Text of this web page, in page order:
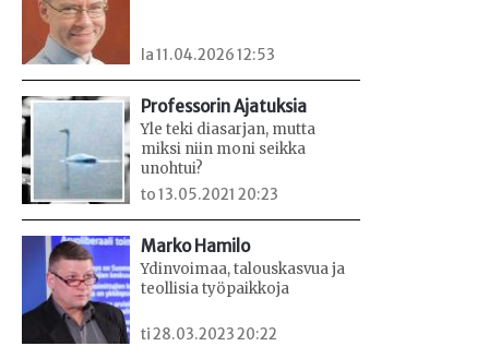
la 11.04.2026 12:53
Professorin Ajatuksia
Yle teki diasarjan, mutta
miksi niin moni seikka
unohtui?
to 13.05.2021 20:23
Marko Hamilo
Ydinvoimaa, talouskasvua ja
teollisia työpaikkoja
ti 28.03.2023 20:22